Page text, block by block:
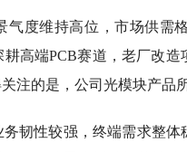
气度维持高位，市场供需
高端PCB赛道，老厂改
注的是，公司光模块产品
韧性较强，终端需求整